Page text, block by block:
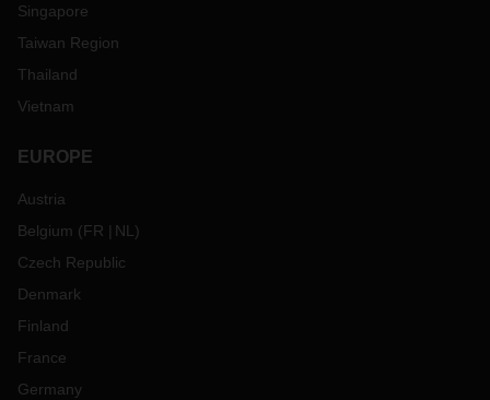
Singapore
Taiwan Region
Thailand
Vietnam
EUROPE
Austria
Belgium (FR NL )
Czech Republic
Denmark
Finland
France
Germany